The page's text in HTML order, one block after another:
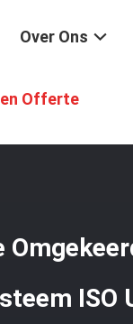
Over Ons
Offerte
Water Systeem
ISO